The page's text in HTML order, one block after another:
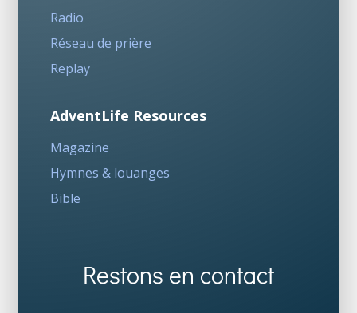
Radio
Réseau de prière
Replay
AdventLife Resources
Magazine
Hymnes & louanges
Bible
Restons en contact